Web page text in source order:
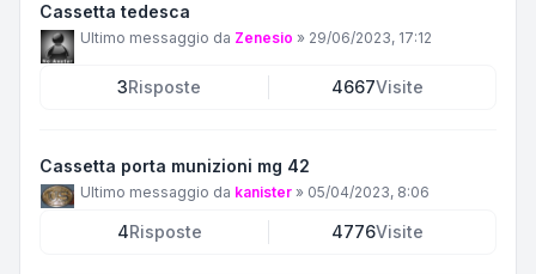
Cassetta tedesca
Ultimo messaggio da Zenesio » 29/06/2023, 17:12
3Risposte 4667Visite
Cassetta porta munizioni mg 42
Ultimo messaggio da kanister » 05/04/2023, 8:06
4Risposte 4776Visite